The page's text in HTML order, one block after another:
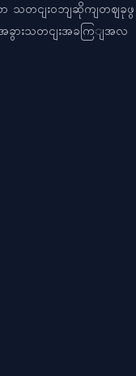
ော သတငျးဝဘျဆိုကျတဈခုဖွ
အခွားသတငျးအခကြျအလ